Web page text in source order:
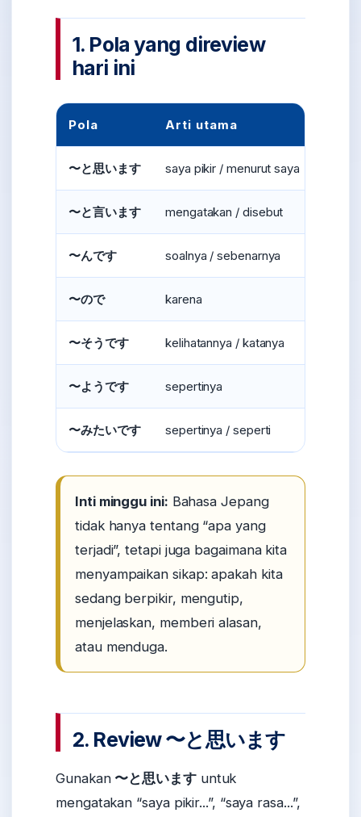
1. Pola yang direview
hari ini
Pola Arti utama
〜と思います saya pikir / menurut saya
〜と言います mengatakan / disebut
〜んです soalnya / sebenarnya
〜ので karena
〜そうです kelihatannya / katanya
〜ようです sepertinya
〜みたいです sepertinya / seperti
Inti minggu ini: Bahasa Jepang
tidak hanya tentang “apa yang
terjadi”, tetapi juga bagaimana kita
menyampaikan sikap: apakah kita
sedang berpikir, mengutip,
menjelaskan, memberi alasan,
atau menduga.
2. Review 〜と思います
Gunakan 〜と思いますuntuk
mengatakan “saya pikir...”, “saya rasa...”,